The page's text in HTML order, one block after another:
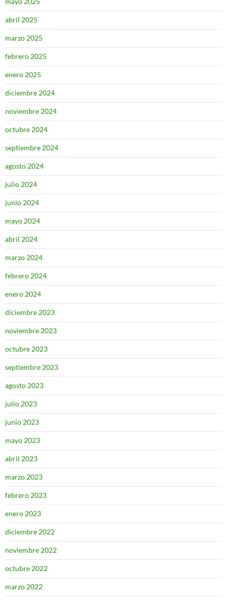
abril 2025
marzo 2025
febrero 2025
enero 2025
diciembre 2024
noviembre 2024
octubre 2024
septiembre 2024
agosto 2024
julio 2024
junio 2024
mayo 2024
abril 2024
marzo 2024
febrero 2024
enero 2024
diciembre 2023
noviembre 2023
octubre 2023
septiembre 2023
agosto 2023
julio 2023
junio 2023
mayo 2023
abril 2023
marzo 2023
febrero 2023
enero 2023
diciembre 2022
noviembre 2022
octubre 2022
marzo 2022